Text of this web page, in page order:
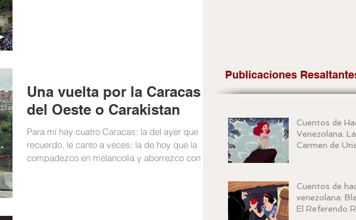
Una vuelta por la Caracas
del Oeste o Carakistan
Para mí hay cuatro Caracas: la del ayer que
recuerdo, le canto a veces; la de hoy que la
compadezco en melancolía y aborrezco con ira;
Publicaciones
Cuentos de
Venezolana:
Carmen de
Cuentos de
venezolana:
El Referendo